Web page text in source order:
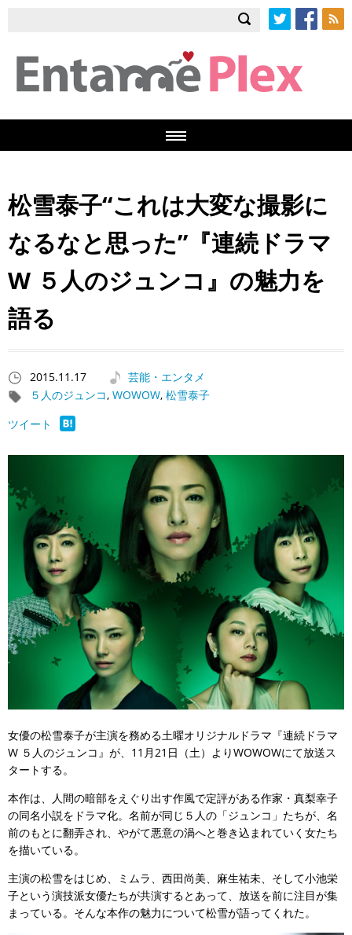
松雪泰子“これは大変な撮影に
なるなと思った”『連続ドラマ
W ５人のジュンコ』の魅力を
語る
2015.11.17
芸能・エンタメ
５人のジュンコ, WOWOW, 松雪泰子
ツイート
女優の松雪泰子が主演を務める土曜オリジナルドラマ『連続ドラマ
W ５人のジュンコ』が、11月21日（土）よりWOWOWにて放送ス
タートする。
本作は、人間の暗部をえぐり出す作風で定評がある作家・真梨幸子
の同名小説をドラマ化。名前が同じ５人の「ジュンコ」たちが、名
前のもとに翻弄され、やがて悪意の渦へと巻き込まれていく女たち
を描いている。
主演の松雪をはじめ、ミムラ、西田尚美、麻生祐未、そして小池栄
子という演技派女優たちが共演するとあって、放送を前に注目が集
まっている。そんな本作の魅力について松雪が語ってくれた。